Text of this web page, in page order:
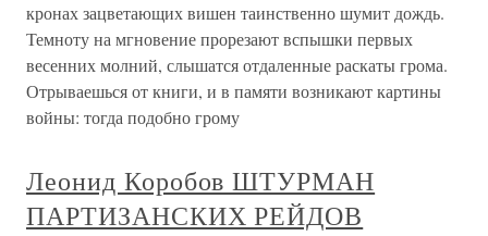
кронах зацветающих вишен таинственно шумит дождь.
Темноту на мгновение прорезают вспышки первых
весенних молний, слышатся отдаленные раскаты грома.
Отрываешься от книги, и в памяти возникают картины
войны: тогда подобно грому
Леонид Коробов ШТУРМАН
ПАРТИЗАНСКИХ РЕЙДОВ